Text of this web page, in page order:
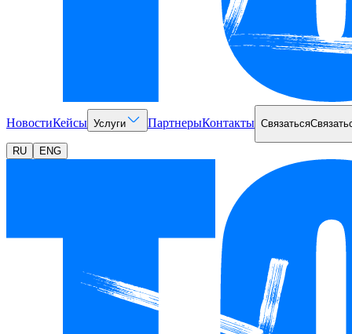
НовостиКейсы Услуги ПартнерыКонтакты Связаться
RU ENG